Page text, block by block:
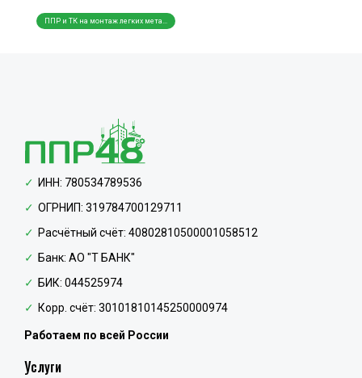
ППР и ТК на монтаж легких мета...
ППР и ТК на монтаж трубопровод...
ИНН: 780534789536
ОГРНИП: 319784700129711
Расчётный счёт: 40802810500001058512
Банк: АО "Т БАНК"
БИК: 044525974
Корр. счёт: 30101810145250000974
Работаем по всей России
Услуги